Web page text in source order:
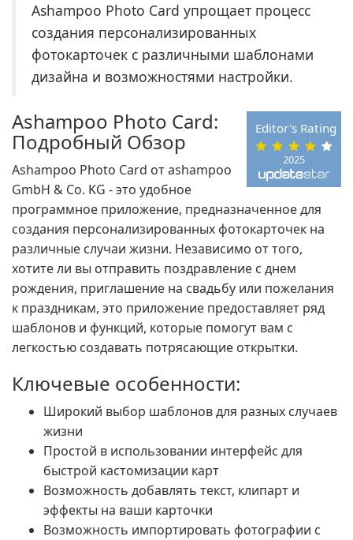
Ashampoo Photo Card упрощает процесс
создания персонализированных
фотокарточек с различными шаблонами
дизайна и возможностями настройки.
2025
Editor's Rating
Ashampoo Photo Card:
Подробный Обзор
Ashampoo Photo Card от ashampoo
GmbH & Co. KG - это удобное
программное приложение, предназначенное для
создания персонализированных фотокарточек на
различные случаи жизни. Независимо от того,
хотите ли вы отправить поздравление с днем
рождения, приглашение на свадьбу или пожелания
к праздникам, это приложение предоставляет ряд
шаблонов и функций, которые помогут вам с
легкостью создавать потрясающие открытки.
Ключевые особенности:
Широкий выбор шаблонов для разных случаев
жизни
Простой в использовании интерфейс для
быстрой кастомизации карт
Возможность добавлять текст, клипарт и
эффекты на ваши карточки
Возможность импортировать фотографии с